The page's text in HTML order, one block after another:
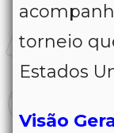
torneio
Estados
Visão